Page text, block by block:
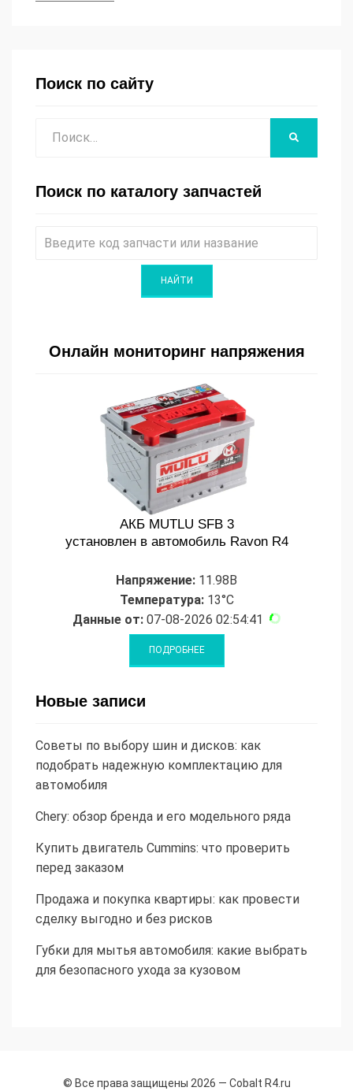
Поиск по сайту
Поиск по каталогу запчастей
Онлайн мониторинг напряжения
АКБ MUTLU SFB 3
установлен в автомобиль Ravon R4
Напряжение: 11.98В
Температура:13°C
Данные от: 07-08-2026 02:54:41
Новые записи
Советы по выбору шин и дисков: как
подобрать надежную комплектацию для
автомобиля
Chery: обзор бренда и его модельного ряда
Купить двигатель Cummins: что проверить
перед заказом
Продажа и покупка квартиры: как провести
сделку выгодно и без рисков
Губки для мытья автомобиля: какие выбрать
для безопасного ухода за кузовом
© Все права защищены 2026 — Cobalt R4.ru